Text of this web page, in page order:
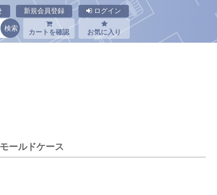
新規会員登録 ログイン
カートを確認 お気に入り
ールドケース